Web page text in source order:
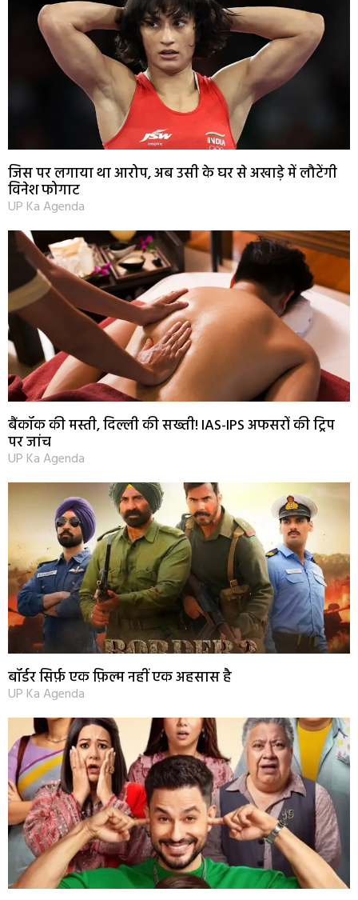
जिस पर लगाया था आरोप, अब उसी के घर से अखाड़े में लौटेंगी
विनेश फोगाट
UP Ka Agenda
बैंकॉक की मस्ती, दिल्ली की सख्ती! IAS-IPS अफसरों की ट्रिप
पर जांच
UP Ka Agenda
बॉर्डर सिर्फ़ एक फ़िल्म नहीं एक अहसास है
UP Ka Agenda